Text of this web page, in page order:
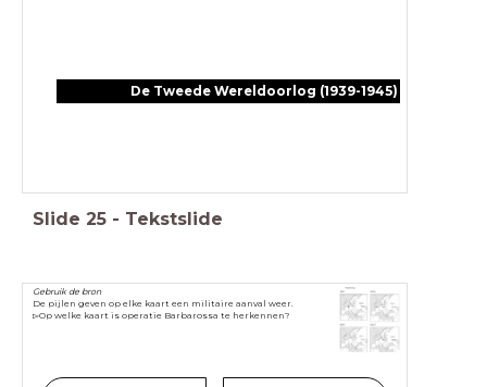
De Tweede Wereldoorlog (1939-1945)
Slide 25 - Tekstslide
Gebruik de bron
De pijlen geven op elke kaart een militaire aanval weer.
▻Op welke kaart is operatie Barbarossa te herkennen?